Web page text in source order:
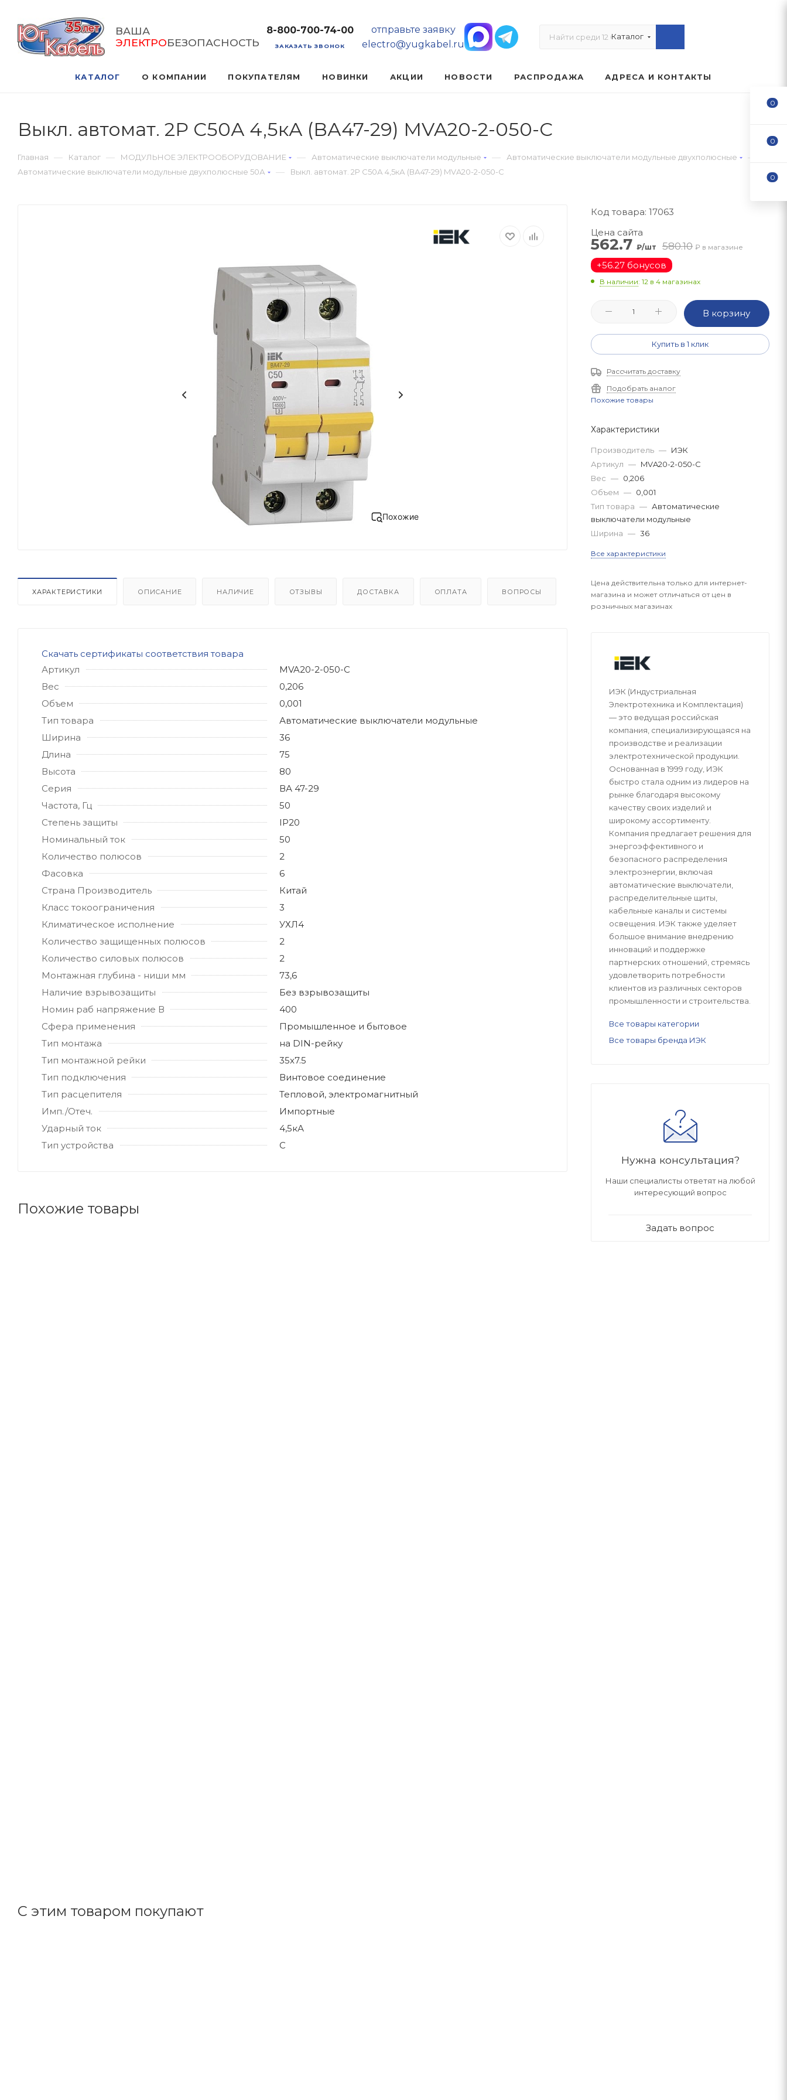
ВАША
ЭЛЕКТРОБЕЗОПАСНОСТЬ
8-800-700-74-00
ЗАКАЗАТЬ ЗВОНОК
отправьте заявку
electro@yugkabel.ru
Каталог
КАТАЛОГ О КОМПАНИИ ПОКУПАТЕЛЯМ НОВИНКИ АКЦИИ НОВОСТИ РАСПРОДАЖА АДРЕСА И КОНТАКТЫ
Выкл. автомат. 2Р С50А 4,5кА (ВА47-29) MVA20-2-050-C
Главная — Каталог — МОДУЛЬНОЕ ЭЛЕКТРООБОРУДОВАНИЕ — Автоматические выключатели модульные — Автоматические выключатели модульные двухполюсные —
Автоматические выключатели модульные двухполюсные 50А — Выкл. автомат. 2Р С50А 4,5кА (ВА47-29) MVA20-2-050-C
Похожие
ХАРАКТЕРИСТИКИ ОПИСАНИЕ НАЛИЧИЕ ОТЗЫВЫ ДОСТАВКА ОПЛАТА ВОПРОСЫ
Скачать сертификаты соответствия товара
Артикул
MVA20-2-050-C
Вес
0,206
Объем
0,001
Тип товара
Автоматические выключатели модульные
Ширина
36
Длина
75
Высота
80
Серия
ВА 47-29
Частота, Гц
50
Степень защиты
IP20
Номинальный ток
50
Количество полюсов
2
Фасовка
6
Страна Производитель
Китай
Класс токоограничения
3
Климатическое исполнение
УХЛ4
Количество защищенных полюсов
2
Количество силовых полюсов
2
Монтажная глубина - ниши мм
73,6
Наличие взрывозащиты
Без взрывозащиты
Номин раб напряжение В
400
Сфера применения
Промышленное и бытовое
Тип монтажа
на DIN-рейку
Тип монтажной рейки
35x7.5
Тип подключения
Винтовое соединение
Тип расцепителя
Тепловой, электромагнитный
Имп./Отеч.
Импортные
Ударный ток
4,5кА
Тип устройства
C
Похожие товары
С этим товаром покупают
Код товара: 17063
Цена сайта
562.7 ₽/шт 580.10 ₽ в магазине
+56.27 бонусов
В наличии: 12 в 4 магазинах
В корзину
Купить в 1 клик
Рассчитать доставку
Подобрать аналог
Похожие товары
Характеристики
Производитель — ИЭК
Артикул — MVA20-2-050-C
Вес — 0,206
Объем — 0,001
Тип товара — Автоматические
выключатели модульные
Ширина — 36
Все характеристики
Цена действительна только для интернет-
магазина и может отличаться от цен в
розничных магазинах
ИЭК (Индустриальная
Электротехника и Комплектация)
— это ведущая российская
компания, специализирующаяся на
производстве и реализации
электротехнической продукции.
Основанная в 1999 году, ИЭК
быстро стала одним из лидеров на
рынке благодаря высокому
качеству своих изделий и
широкому ассортименту.
Компания предлагает решения для
энергоэффективного и
безопасного распределения
электроэнергии, включая
автоматические выключатели,
распределительные щиты,
кабельные каналы и системы
освещения. ИЭК также уделяет
большое внимание внедрению
инноваций и поддержке
партнерских отношений, стремясь
удовлетворить потребности
клиентов из различных секторов
промышленности и строительства.
Все товары категории
Все товары бренда ИЭК
Нужна консультация?
Наши специалисты ответят на любой
интересующий вопрос
Задать вопрос
0
0
0